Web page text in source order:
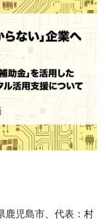
鹿児島市、代表：村